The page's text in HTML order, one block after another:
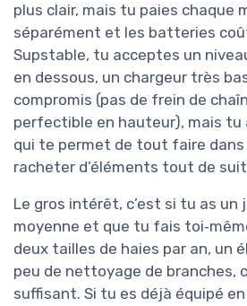
plus clair, mais tu paies chaque
séparément et les batteries
Supstable, tu acceptes un
en dessous, un chargeur très
compromis (pas de frein de
perfectible en hauteur), mais tu
qui te permet de tout faire
racheter d’éléments tout de
Le gros intérêt, c’est si tu as un
moyenne et que tu fais
deux tailles de haies par an, un
peu de nettoyage de branches,
suffisant. Si tu es déjà équipé